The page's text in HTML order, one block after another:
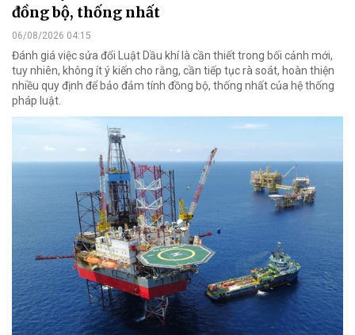
đồng bộ, thống nhất
06/08/2026 04:15
Đánh giá việc sửa đổi Luật Dầu khí là cần thiết trong bối cảnh mới,
tuy nhiên, không ít ý kiến cho rằng, cần tiếp tục rà soát, hoàn thiện
nhiều quy định để bảo đảm tính đồng bộ, thống nhất của hệ thống
pháp luật.